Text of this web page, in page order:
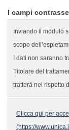
I campi
Inviando il modulo
scopo
I dati non saranno
Titolare del
tratterà nel rispetto
Clicca qui per
(https://